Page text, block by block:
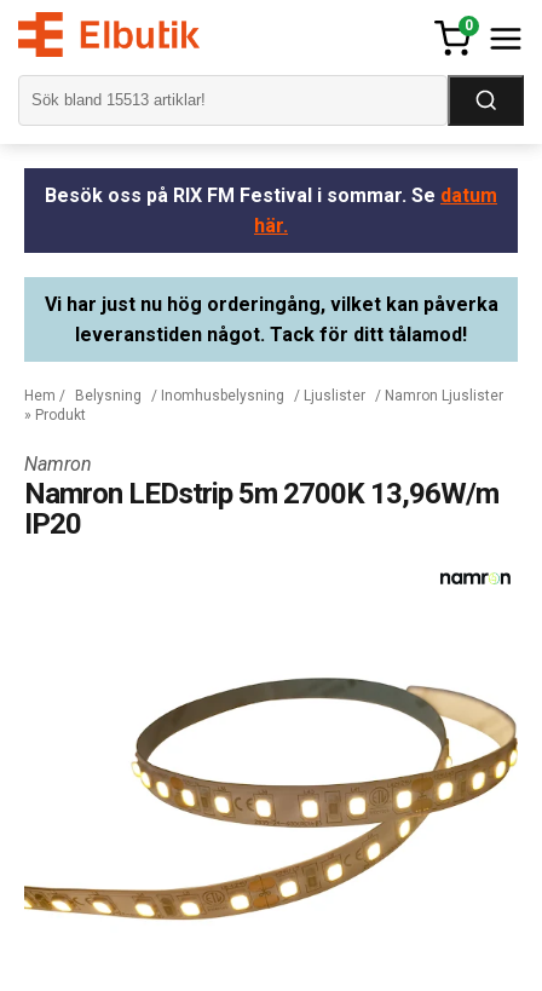
0
Besök oss på RIX FM Festival i sommar. Se datum
här.
Vi har just nu hög orderingång, vilket kan påverka
leveranstiden något. Tack för ditt tålamod!
Hem / Belysning / Inomhusbelysning / Ljuslister / Namron Ljuslister
» Produkt
Namron
Namron LEDstrip 5m 2700K 13,96W/m
IP20